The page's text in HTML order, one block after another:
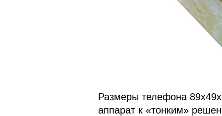
Размеры телефона
аппарат к «тонким»